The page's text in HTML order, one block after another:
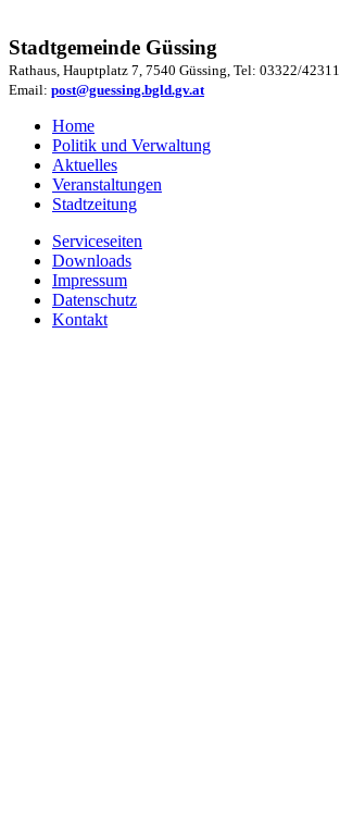
Stadtgemeinde Güssing
Rathaus, Hauptplatz 7, 7540 Güssing, Tel: 03322/42311
Email: post@guessing.bgld.gv.at
Home
Politik und Verwaltung
Aktuelles
Veranstaltungen
Stadtzeitung
Serviceseiten
Downloads
Impressum
Datenschutz
Kontakt